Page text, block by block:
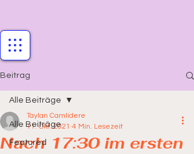
Beitrag
Alle Beiträge
Featured
Alle Beiträge
Nach 17:30 im ersten
Taylan Camlidere
11. Okt. 2021 4 Min. Lesezeit